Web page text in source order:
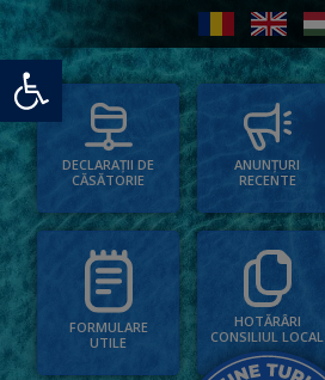
Deschide bara de unelte
DECLARAȚII DE
CĂSĂTORIE
ANUNȚURI
RECENTE
FORMULARE
UTILE
HOTĂRÂRI
CONSILIUL LOCAL